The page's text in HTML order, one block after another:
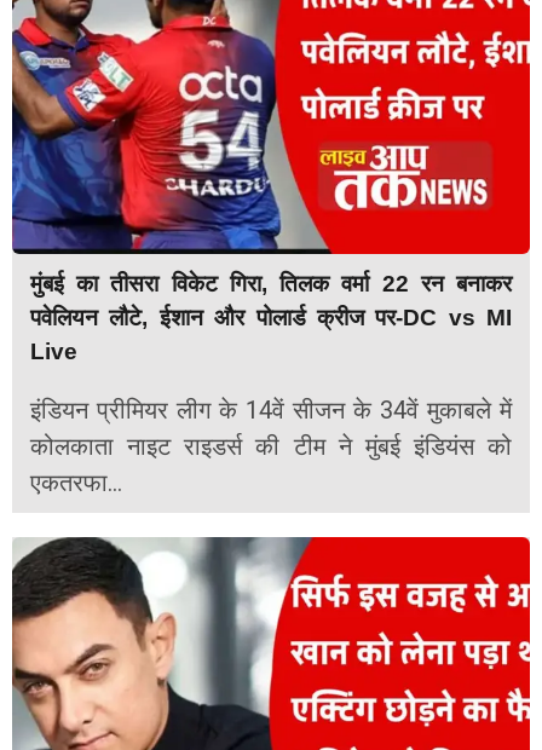
मुंबई का तीसरा विकेट गिरा, तिलक वर्मा 22 रन बनाकर
पवेलियन लौटे, ईशान और पोलार्ड क्रीज पर-DC vs MI
Live
इंडियन प्रीमियर लीग के 14वें सीजन के 34वें मुकाबले में
कोलकाता नाइट राइडर्स की टीम ने मुंबई इंडियंस को
एकतरफा...